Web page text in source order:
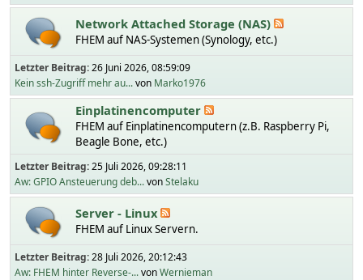
Network Attached Storage (NAS)
FHEM auf NAS-Systemen (Synology, etc.)
Letzter Beitrag:26 Juni 2026, 08:59:09
Kein ssh-Zugriff mehr au...von Marko1976
Einplatinencomputer
FHEM auf Einplatinencomputern (z.B. Raspberry Pi,
Beagle Bone, etc.)
Letzter Beitrag:25 Juli 2026, 09:28:11
Aw: GPIO Ansteuerung deb...vonStelaku
Server - Linux
FHEM auf Linux Servern.
Letzter Beitrag:28 Juli 2026, 20:12:43
Aw: FHEM hinter Reverse-...vonWernieman